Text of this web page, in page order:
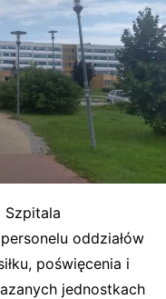
Szpitala
oddziałów
poświęcenia i
jednostkach